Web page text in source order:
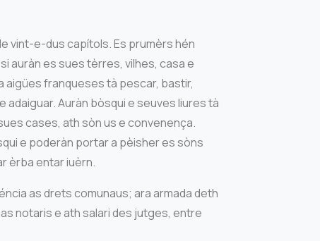
vint-e-dus capítols. Es prumèrs hén
auràn es sues tèrres, vilhes, casa e
aigües franqueses tà pescar, bastir,
adaiguar. Auràn bòsqui e seuves liures tà
cases, ath sòn us e convenença.
e poderàn portar a pèisher es sòns
èrba entar iuèrn.
as drets comunaus; ara armada deth
notaris e ath salari des jutges, entre